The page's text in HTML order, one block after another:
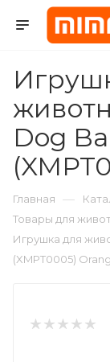
Dog
Главная —
Товары для
Игрушка для
(XMPT0005)